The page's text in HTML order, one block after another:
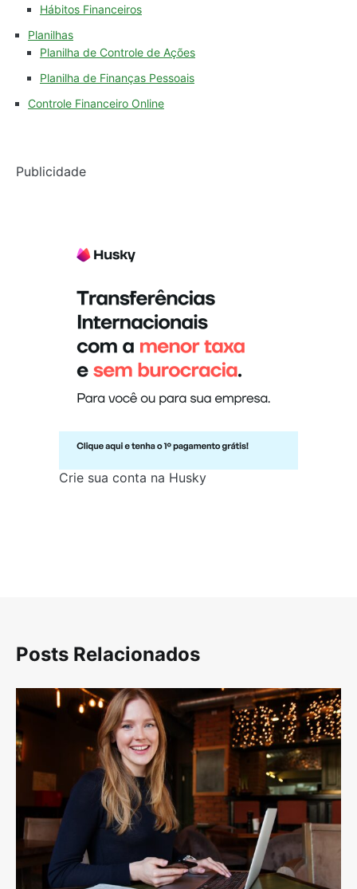
Hábitos Financeiros
Planilhas
Planilha de Controle de Ações
Planilha de Finanças Pessoais
Controle Financeiro Online
Publicidade
Crie sua conta na Husky
Posts Relacionados